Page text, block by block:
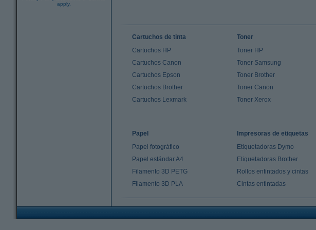
apply.
Cartuchos de tinta
Cartuchos HP
Cartuchos Canon
Cartuchos Epson
Cartuchos Brother
Cartuchos Lexmark
Toner
Toner HP
Toner Samsung
Toner Brother
Toner Canon
Toner Xerox
Papel
Papel fotográfico
Papel estándar A4
Filamento 3D PETG
Filamento 3D PLA
Impresoras de etiquetas
Etiquetadoras Dymo
Etiquetadoras Brother
Rollos entintados y cintas
Cintas entintadas